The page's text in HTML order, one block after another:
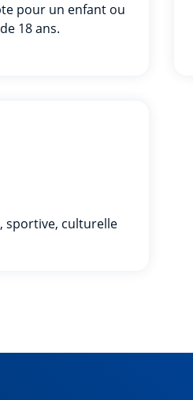
pour un enfant ou
18 ans.
sportive, culturelle